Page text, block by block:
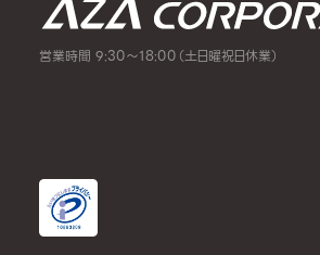
営業時間 9:30～18:00（土日曜祝日休業）